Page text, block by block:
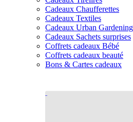
Cadeaux Chaufferettes
Cadeaux Textiles
Cadeaux Urban Gardening
Cadeaux Sachets surprises
Coffrets cadeaux Bébé
Coffrets cadeaux beauté
Bons & Cartes cadeaux